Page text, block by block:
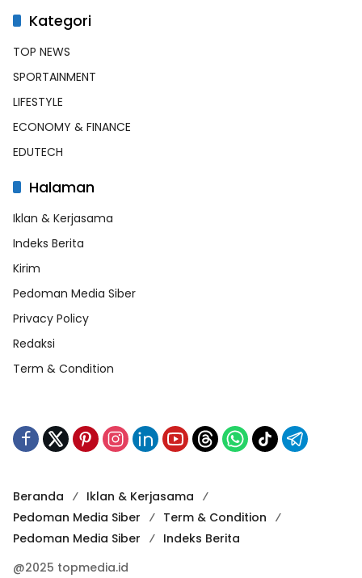
Kategori
TOP NEWS
SPORTAINMENT
LIFESTYLE
ECONOMY & FINANCE
EDUTECH
Halaman
Iklan & Kerjasama
Indeks Berita
Kirim
Pedoman Media Siber
Privacy Policy
Redaksi
Term & Condition
Beranda
Iklan & Kerjasama
Pedoman Media Siber
Term & Condition
Pedoman Media Siber
Indeks Berita
@2025 topmedia.id